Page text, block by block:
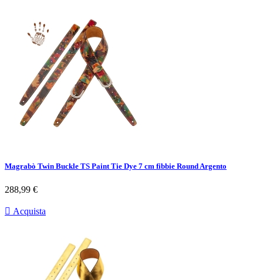
Magrabò Twin Buckle TS Paint Tie Dye 7 cm fibbie Round Argento
Prezzo
288,99 €
 Acquista